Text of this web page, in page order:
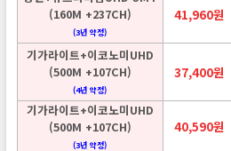
(160M +237CH)
(3년 약정)
41,960원
기가라이트+이코노미UHD
(500M +107CH)
(4년 약정)
37,400원
기가라이트+이코노미UHD
(500M +107CH)
(3년 약정)
40,590원